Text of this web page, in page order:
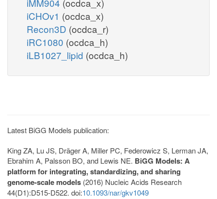
iCHOv1 (ocdca_x)
Recon3D (ocdca_r)
iRC1080 (ocdca_h)
iLB1027_lipid (ocdca_h)
Latest BiGG Models publication:
King ZA, Lu JS, Dräger A, Miller PC, Federowicz S, Lerman JA,
Ebrahim A, Palsson BO, and Lewis NE. BiGG Models: A
platform for integrating, standardizing, and sharing
genome-scale models (2016) Nucleic Acids Research
44(D1):D515-D522. doi:10.1093/nar/gkv1049